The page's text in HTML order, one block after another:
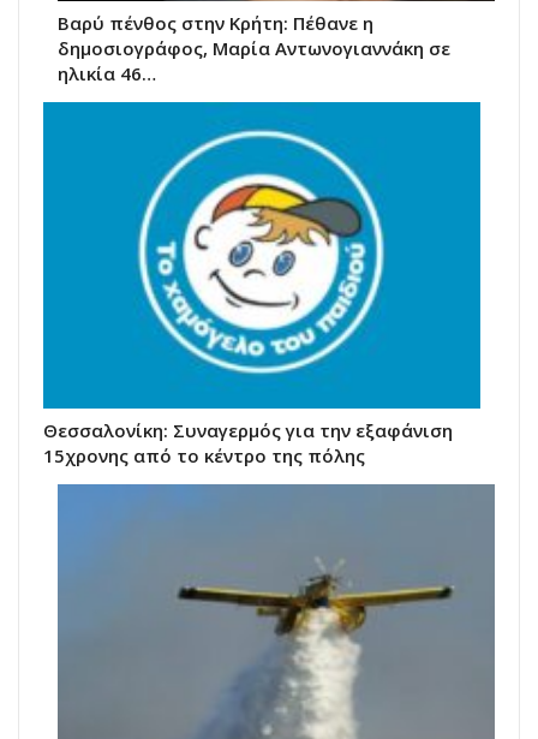
Βαρύ πένθος στην Κρήτη: Πέθανε η
δημοσιογράφος, Μαρία Αντωνογιαννάκη σε
ηλικία 46…
Θεσσαλονίκη: Συναγερμός για την εξαφάνιση
15χρονης από το κέντρο της πόλης